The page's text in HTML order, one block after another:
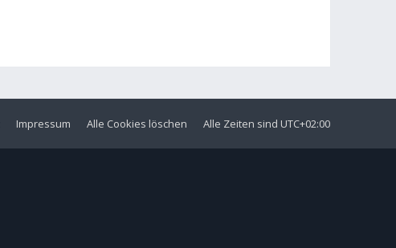
Alle Zeiten sind UTC+02:00
Alle Cookies löschen
Impressum